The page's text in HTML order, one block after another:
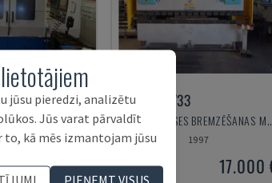
DAEWOO - VERTIKĀLAIS APSTRĀDES CENTRS
21.000 €
E3A 100/33
IMAL - PRESES
ITĀLIJA 1997
17.000
jūsu pieredzi, analizētu
Jūs varat pārvaldīt
to, kā mēs izmantojam jūsu
PIEŅEMT VISUS